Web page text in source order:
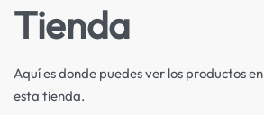
Tienda
Aquí es donde puedes ver los productos en
esta tienda.